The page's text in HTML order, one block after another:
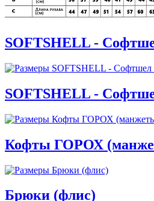
SOFTSHELL -
SOFTSHELL -
Кофты ГОРОХ
Брюки (флис)